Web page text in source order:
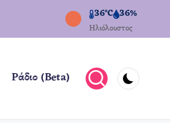
36°C 36%
Ηλιόλουστος
Ράδιο (Beta)